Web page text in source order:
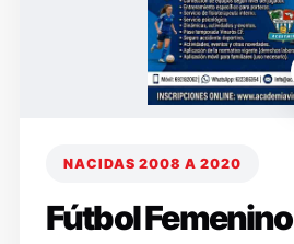
NACIDAS 2008 A 2020
Fútbol Femenino